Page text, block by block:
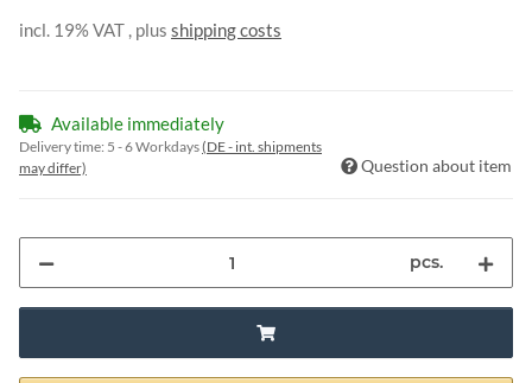
incl. 19% VAT , plus shipping costs
Available immediately
Delivery time: 5 - 6 Workdays(DE - int. shipments
may differ)
Question about item
pcs.